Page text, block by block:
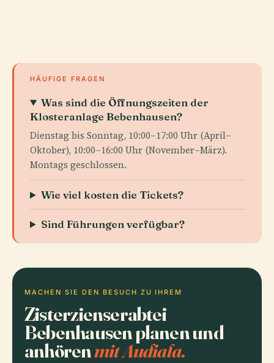
HÄUFIGE FRAGEN
Was sind die Öffnungszeiten der
Klosteranlage Bebenhausen?
Dienstag bis Sonntag, 10:00–17:00 Uhr (April–
Oktober), 10:00–16:00 Uhr (November–März).
Montags geschlossen.
Wie viel kosten die Tickets?
Sind Führungen verfügbar?
MACHEN SIE DEN BESUCH ZU IHREM
Zisterzienserabtei
Bebenhausen planen und
anhörenmit Audiala.